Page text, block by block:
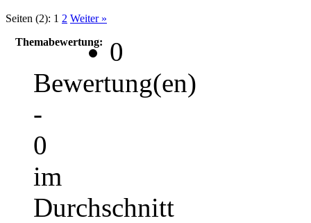
Seiten (2): 1 2 Weiter »
Themabewertung:
0
Bewertung(en)
-
0
im
Durchschnitt